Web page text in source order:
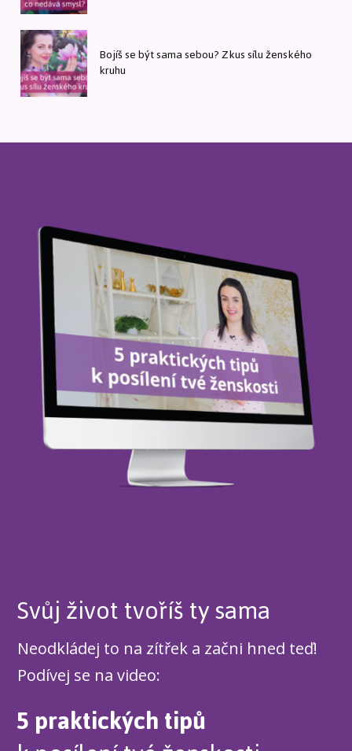
Bojíš se být sama sebou? Zkus sílu ženského
kruhu
Svůj život tvoříš ty sama
Neodkládej to na zítřek a začni hned teď!
Podívej se na video:
5 praktických tipů